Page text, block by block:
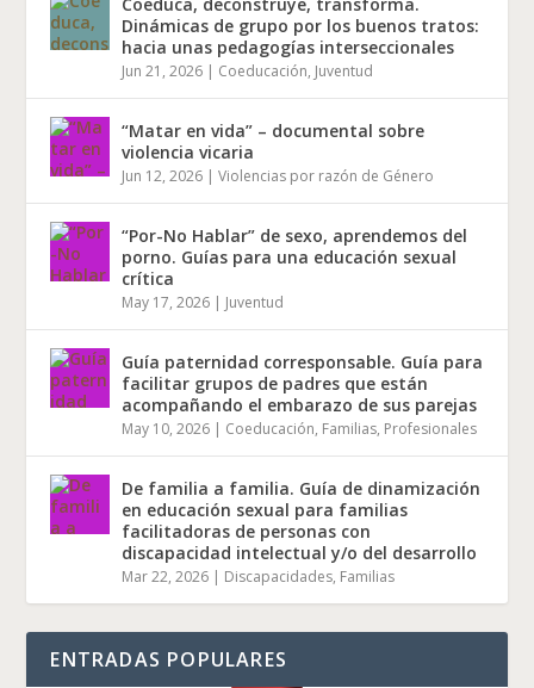
Dinámicas de grupo por los buenos tratos:
hacia unas pedagogías interseccionales
Jun 21, 2026 | Coeducación, Juventud
“Matar en vida” – documental sobre
violencia vicaria
Jun 12, 2026 |Violencias por razón de Género
“Por-No Hablar” de sexo, aprendemos del
porno. Guías para una educación sexual
crítica
May 17, 2026 | Juventud
Guía paternidad corresponsable. Guía para
facilitar grupos de padres que están
acompañando el embarazo de sus parejas
May 10, 2026 | Coeducación, Familias, Profesionales
De familia a familia. Guía de dinamización
en educación sexual para familias
facilitadoras de personas con
discapacidad intelectual y/o del desarrollo
Mar 22, 2026 | Discapacidades, Familias
ENTRADAS POPULARES